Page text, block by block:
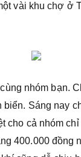
vài khu chợ ở
nhóm bạn.
Sáng nay
cho cả nhóm
400.000